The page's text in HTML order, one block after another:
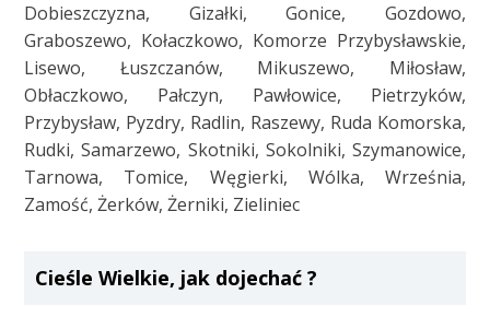
Dobieszczyzna, Gizałki, Gonice, Gozdowo,
Graboszewo, Kołaczkowo, Komorze Przybysławskie,
Lisewo, Łuszczanów, Mikuszewo, Miłosław,
Obłaczkowo, Pałczyn, Pawłowice, Pietrzyków,
Przybysław, Pyzdry, Radlin, Raszewy, Ruda Komorska,
Rudki, Samarzewo, Skotniki, Sokolniki, Szymanowice,
Tarnowa, Tomice, Węgierki, Wólka, Września,
Zamość, Żerków, Żerniki, Zieliniec
Cieśle Wielkie, jak dojechać ?